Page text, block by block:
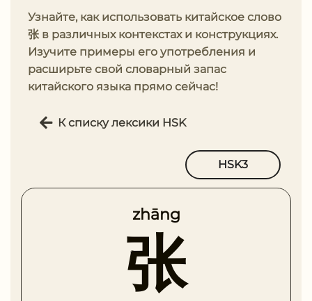
Узнайте, как использовать китайское слово
张 в различных контекстах и конструкциях.
Изучите примеры его употребления и
расширьте свой словарный запас
китайского языка прямо сейчас!
К списку лексики HSK
HSK3
zhāng
张